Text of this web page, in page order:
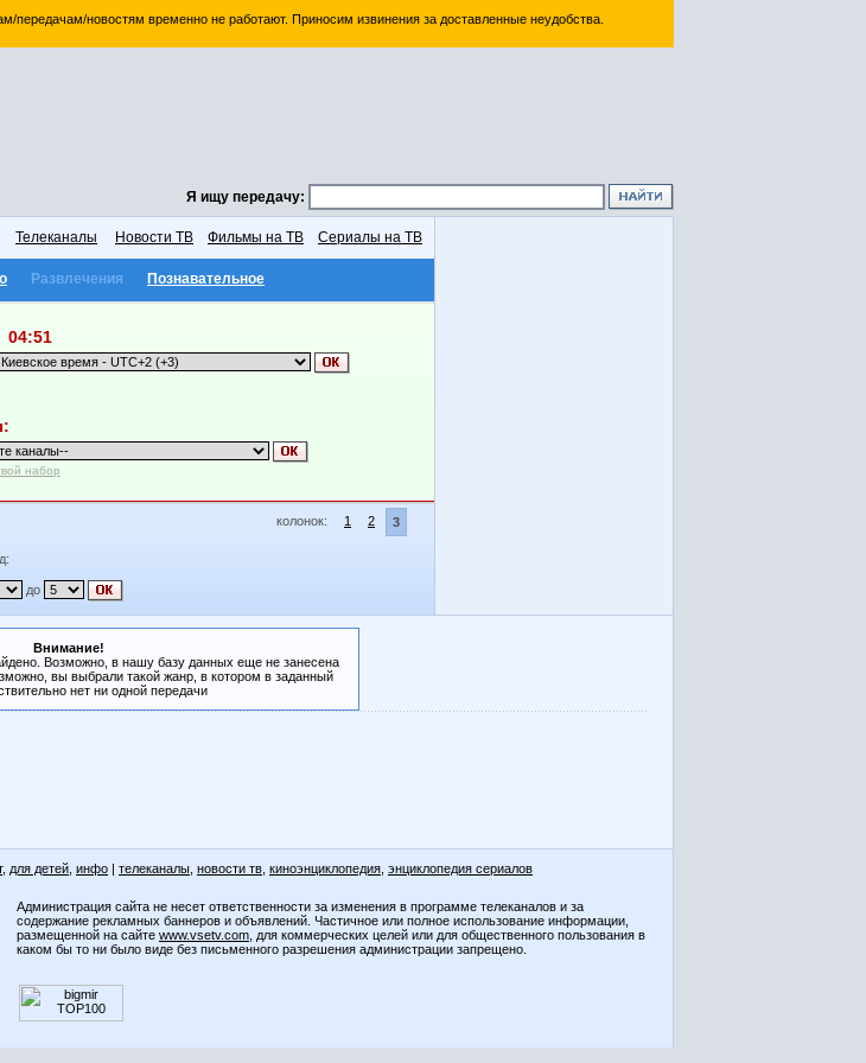
новостям временно не работают. Приносим извинения за доставленные неудобства.
Я ищу передачу:
Телеканалы Новости ТВ Фильмы на ТВ Сериалы на ТВ
Развлечения Познавательное
04:51
набор
колонок: 1 2 3
до
Внимание!
Возможно, в нашу базу данных еще не занесена
вы выбрали такой жанр, в котором в заданный
нет ни одной передачи
, для детей инфо | телеканалы новости тв киноэнциклопедия энциклопедия сериалов
Администрация сайта не несет ответственности за изменения в программе телеканалов и за
содержание рекламных баннеров и объявлений. Частичное или полное использование информации,
размещенной на сайте www.vsetv.com , для коммерческих целей или для общественного пользования в
каком бы то ни было виде без письменного разрешения администрации запрещено.